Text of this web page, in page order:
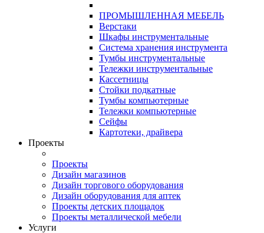
ПРОМЫШЛЕННАЯ МЕБЕЛЬ
Верстаки
Шкафы инструментальные
Система хранения инструмента
Тумбы инструментальные
Тележки инструментальные
Кассетницы
Стойки подкатные
Тумбы компьютерные
Тележки компьютерные
Сейфы
Картотеки, драйвера
Проекты
Проекты
Дизайн магазинов
Дизайн торгового оборудования
Дизайн оборудования для аптек
Проекты детских площадок
Проекты металлической мебели
Услуги